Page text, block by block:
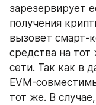
зарезервирует
получения
вызовет смарт-
средства на
сети. Так как в
EVM-
тот же. В